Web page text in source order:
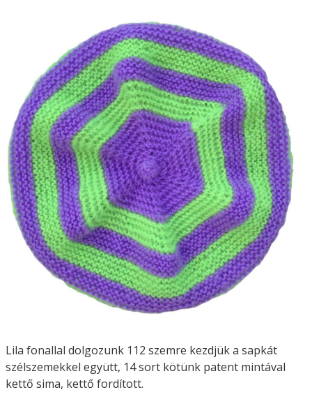
Lila fonallal dolgozunk 112 szemre kezdjük a sapkát
szélszemekkel együtt, 14 sort kötünk patent mintával
kettő sima, kettő fordított.